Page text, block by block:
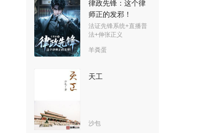
律政先锋：这个律
师正的发邪！
法证先锋系统+直播普
法+伸张正义
羊粪蛋
天工
沙包